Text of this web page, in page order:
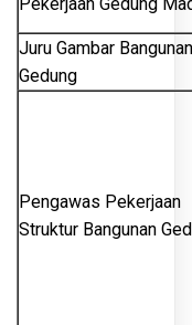
Juru Gambar Bangunan
Gedung
Pengawas Pekerjaan
Struktur Bangunan